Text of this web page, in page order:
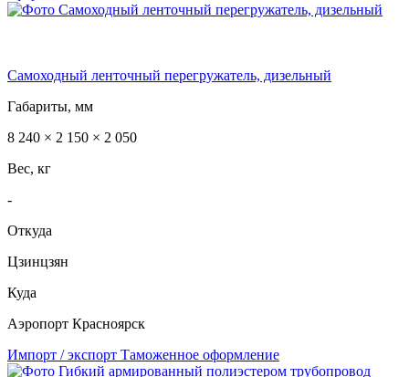
Самоходный ленточный перегружатель, дизельный
Габариты, мм
8 240 × 2 150 × 2 050
Вес, кг
-
Откуда
Цзинцзян
Куда
Аэропорт Красноярск
Импорт / экспорт Таможенное оформление